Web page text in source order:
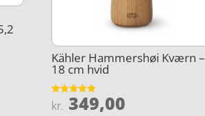
Kähler Hammershøi Kværn –
18 cm hvid
Vurderet
5
kr. 349,00